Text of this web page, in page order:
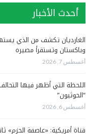
أحدث الأخبار
الغارديان تكشف من الذي
وباكستان وتستقرأ مصيره
أغسطس 7, 2026
اللحظة التي أظهر فيها
“الحوثيون”
أغسطس 6, 2026
قناة أمريكية: «عاصفة الحزم»